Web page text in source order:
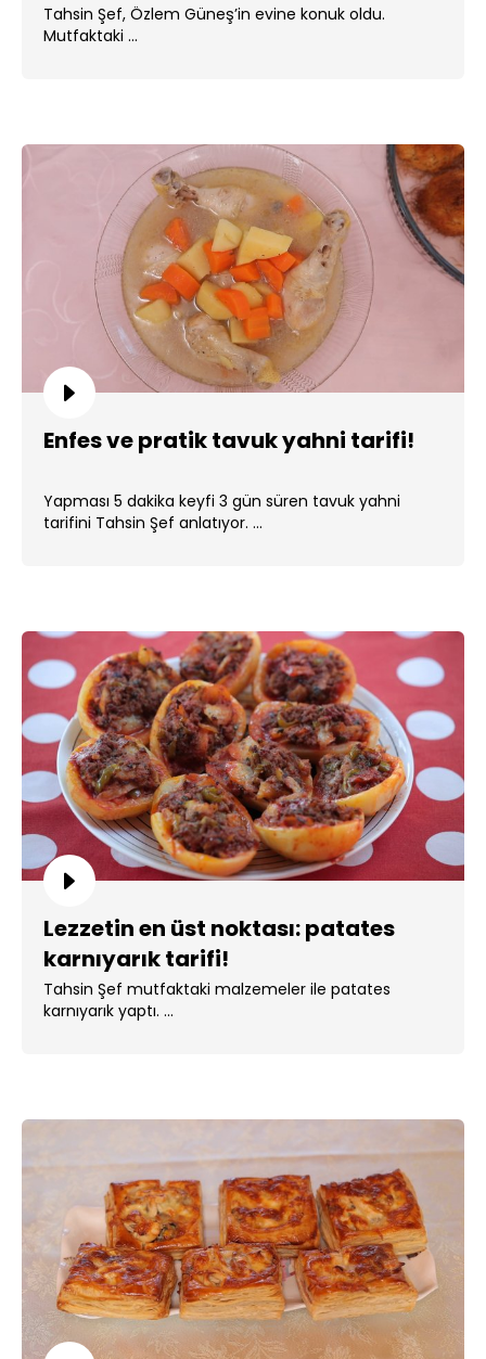
Tahsin Şef, Özlem Güneş’in evine konuk oldu.
Mutfaktaki ...
Enfes ve pratik tavuk yahni tarifi!
Yapması 5 dakika keyfi 3 gün süren tavuk yahni
tarifini Tahsin Şef anlatıyor. ...
Lezzetin en üst noktası: patates
karnıyarık tarifi!
Tahsin Şef mutfaktaki malzemeler ile patates
karnıyarık yaptı. ...